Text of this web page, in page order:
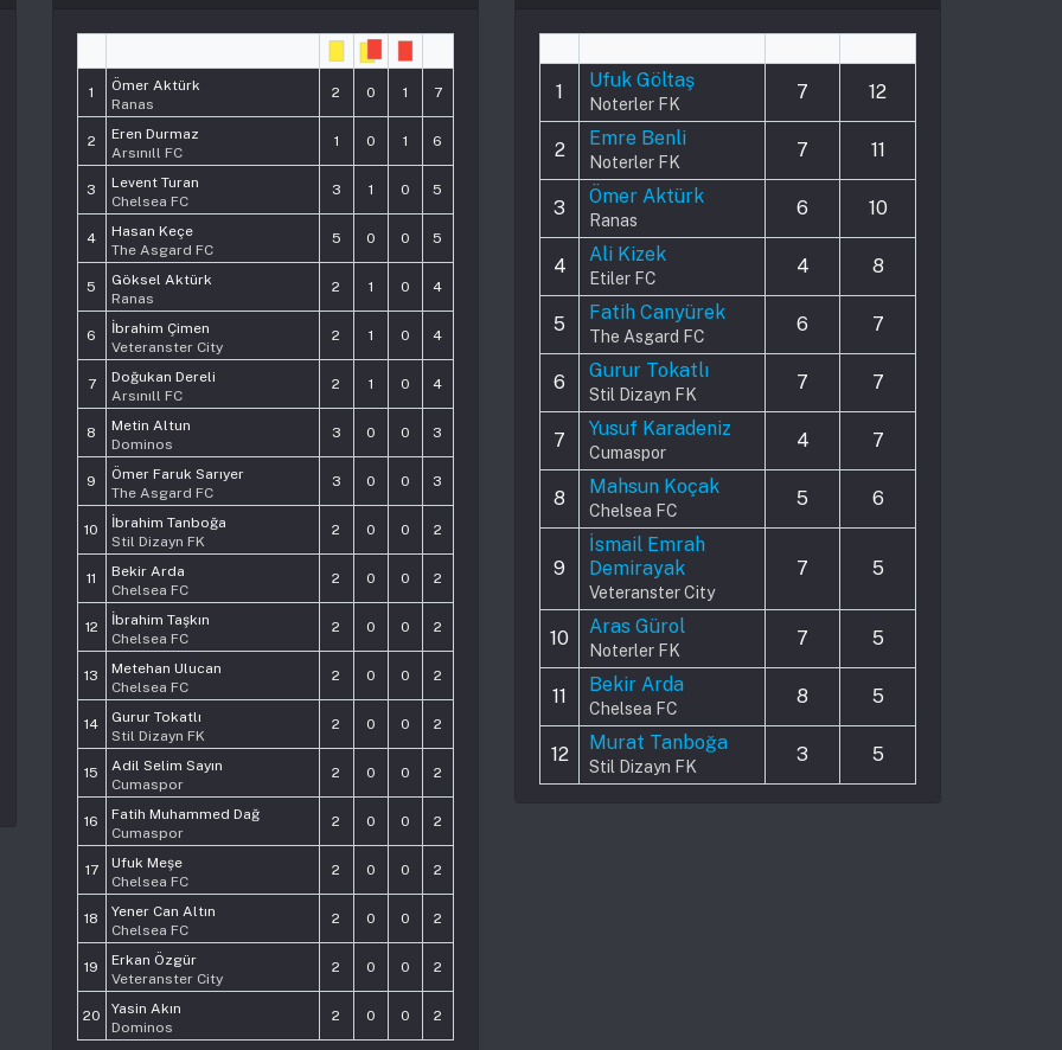
1
Ömer Aktürk
Ranas
2 0 1 7
2
Eren Durmaz
Arsınıll FC
1 0 1 6
3
Levent Turan
Chelsea FC
3 1 0 5
4
Hasan Keçe
The Asgard FC
5 0 0 5
5
Göksel Aktürk
Ranas
2 1 0 4
6
İbrahim Çimen
Veteranster City
2 1 0 4
7
Doğukan Dereli
Arsınıll FC
2 1 0 4
8
Metin Altun
Dominos
3 0 0 3
9
Ömer Faruk Sarıyer
The Asgard FC
3 0 0 3
10
İbrahim Tanboğa
Stil Dizayn FK
2 0 0 2
11
Bekir Arda
Chelsea FC
2 0 0 2
12
İbrahim Taşkın
Chelsea FC
2 0 0 2
13
Metehan Ulucan
Chelsea FC
2 0 0 2
14
Gurur Tokatlı
Stil Dizayn FK
2 0 0 2
15
Adil Selim Sayın
Cumaspor
2 0 0 2
16
Fatih Muhammed Dağ
Cumaspor
2 0 0 2
17
Ufuk Meşe
Chelsea FC
2 0 0 2
18
Yener Can Altın
Chelsea FC
2 0 0 2
19
Erkan Özgür
Veteranster City
2 0 0 2
20
Yasin Akın
Dominos
2 0 0 2
1
Ufuk Göltaş
Noterler FK
7 12
2
Emre Benli
Noterler FK
7 11
3
Ömer Aktürk
Ranas
6 10
4
Ali Kizek
Etiler FC
4 8
5
Fatih Canyürek
The Asgard FC
6 7
6
Gurur Tokatlı
Stil Dizayn FK
7 7
7
Yusuf Karadeniz
Cumaspor
4 7
8
Mahsun Koçak
Chelsea FC
5 6
9
İsmail Emrah
Demirayak
Veteranster City
7 5
10
Aras Gürol
Noterler FK
7 5
11
Bekir Arda
Chelsea FC
8 5
12
Murat Tanboğa
Stil Dizayn FK
3 5